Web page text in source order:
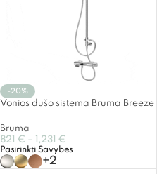
-20%
Vonios dušo sistema Bruma Breeze
Bruma
821
€ – 1,231 €
Pasirinkti Savybes
+2